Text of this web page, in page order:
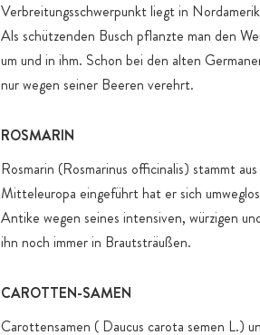
Verbreitungsschwerpunkt liegt in
Als schützenden Busch pflanzte man den
um und in ihm. Schon bei den alten
nur wegen seiner Beeren verehrt.
ROSMARIN
Rosmarin (Rosmarinus officinalis) stammt
Mitteleuropa eingeführt hat er sich
Antike wegen seines intensiven, würzigen
ihn noch immer in Brautsträußen.
CAROTTEN-SAMEN
Carottensamen ( Daucus carota semen L.)